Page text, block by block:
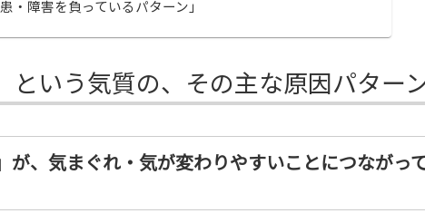
・障害を負っているパターン」
という気質の、その主な原因パター
が、気まぐれ・気が変わりやすいことにつながっ